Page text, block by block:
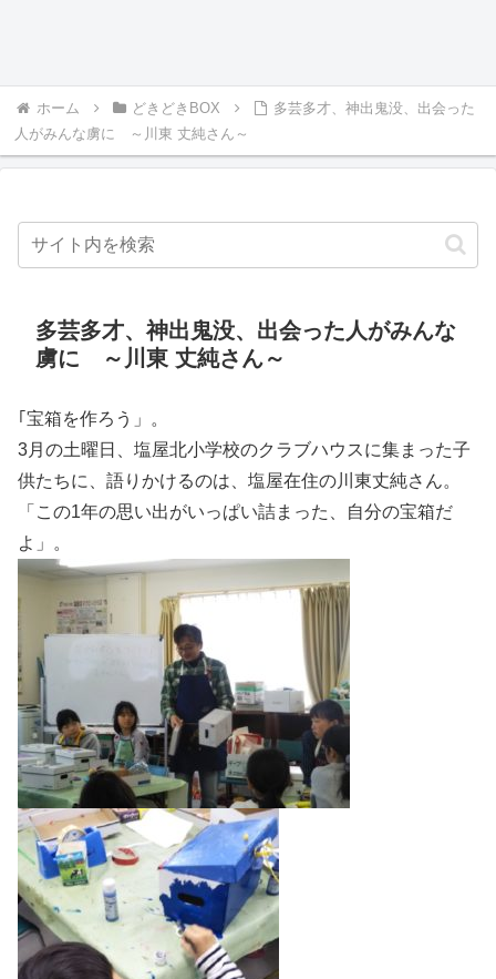
ホーム どきどきBOX
多芸多才、神出鬼没、出会った
人がみんな虜に ～川東 丈純さん～
多芸多才、神出鬼没、出会った人がみんな
虜に ～川東 丈純さん～
｢宝箱を作ろう」。
3月の土曜日、塩屋北小学校のクラブハウスに集まった子
供たちに、語りかけるのは、塩屋在住の川東丈純さん。
「この1年の思い出がいっぱい詰まった、自分の宝箱だ
よ」。